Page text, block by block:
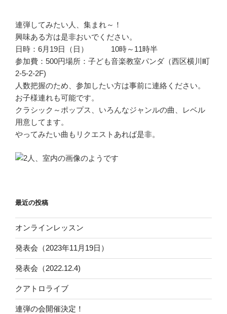
連弾してみたい人、集まれ～！
興味ある方は是非おいでください。
日時：6月19日（日） 10時～11時半
参加費：500円場所：子ども音楽教室パンダ（西区横川町
2-5-2-2F)
人数把握のため、参加したい方は事前に連絡ください。
お子様連れも可能です。
クラシック～ポップス、いろんなジャンルの曲、レベル
用意してます。
やってみたい曲もリクエストあれば是非。
最近の投稿
オンラインレッスン
発表会（2023年11月19日）
発表会（2022.12.4)
クアトロライブ
連弾の会開催決定！